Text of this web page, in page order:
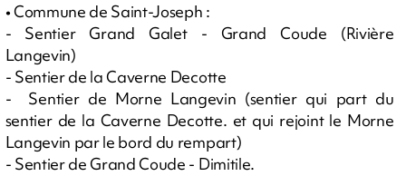
• Commune de Saint-Joseph :
- Sentier Grand Galet - Grand Coude (Rivière
Langevin)
- Sentier de la Caverne Decotte
- Sentier de Morne Langevin (sentier qui part du
sentier de la Caverne Decotte. et qui rejoint le Morne
Langevin par le bord du rempart)
- Sentier de Grand Coude - Dimitile.